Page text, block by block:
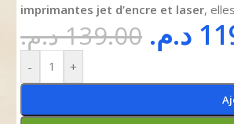
imprimantes jet d’encre et laser,
139.00د.م. د.م.
- +